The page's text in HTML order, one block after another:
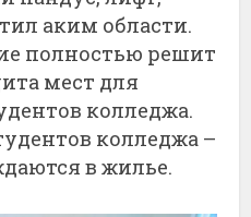
аким области.
полностью решит
мест для
колледжа.
колледжа –
в жилье.